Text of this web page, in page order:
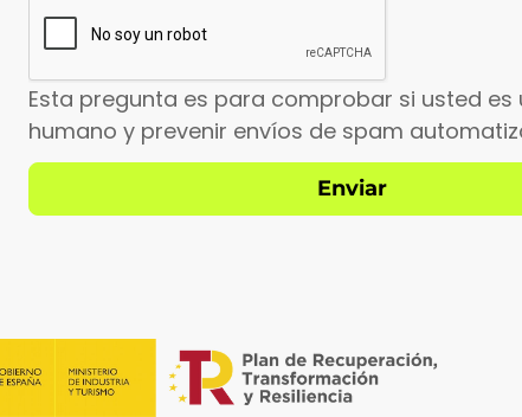
Esta pregunta es para comprobar si usted es
humano y prevenir envíos de spam